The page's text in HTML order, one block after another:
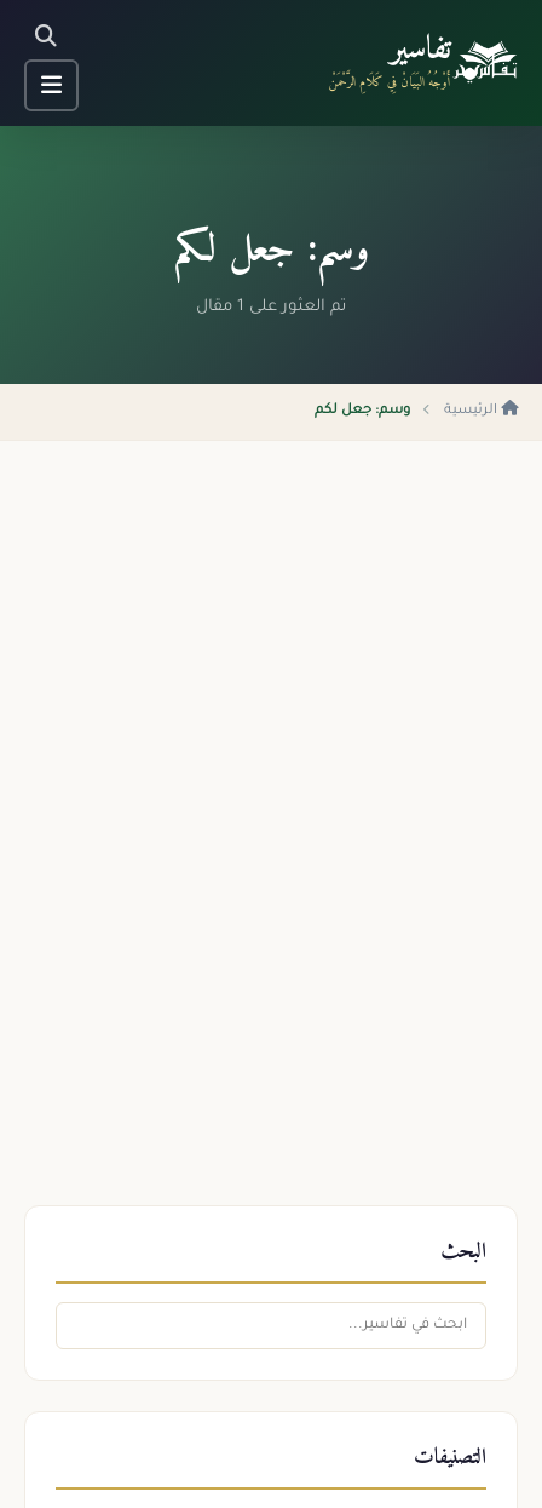
تفاسير
أَوْجُهُ البَيَانْ فِي كَلَامِ الرَّحْمَنْ
وسم: جعل لكم
تم العثور على 1 مقال
الرئيسية وسم: جعل لكم
البحث
التصنيفات